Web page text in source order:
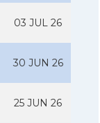
03 JUL 26
30 JUN 26
25 JUN 26